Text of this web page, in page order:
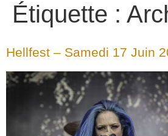
Étiquette :
Hellfest – Samedi 17 Juin